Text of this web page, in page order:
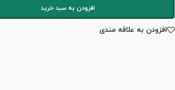
افزودن به سبد خرید
افزودن به علاقه مندی